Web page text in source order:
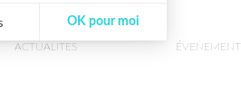
ACTUALITES
OK pour moi
: Personnalisez vos Options
et de gérer vos paramètres de